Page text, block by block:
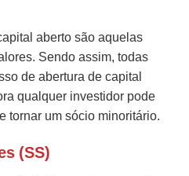
aberto são aquelas
Sendo assim, todas
de abertura de capital
qualquer investidor pode
tornar um sócio minoritário.
(SS)